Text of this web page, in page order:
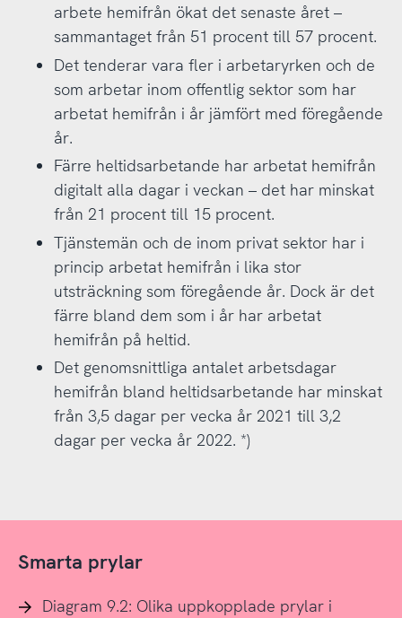
arbete hemifrån ökat det senaste året –
sammantaget från 51 procent till 57 procent.
Det tenderar vara fler i arbetaryrken och de
som arbetar inom offentlig sektor som har
arbetat hemifrån i år jämfört med föregående
år.
Färre heltidsarbetande har arbetat hemifrån
digitalt alla dagar i veckan – det har minskat
från 21 procent till 15 procent.
Tjänstemän och de inom privat sektor har i
princip arbetat hemifrån i lika stor
utsträckning som föregående år. Dock är det
färre bland dem som i år har arbetat
hemifrån på heltid.
Det genomsnittliga antalet arbetsdagar
hemifrån bland heltidsarbetande har minskat
från 3,5 dagar per vecka år 2021 till 3,2
dagar per vecka år 2022. *)
Smarta prylar
Diagram 9.2: Olika uppkopplade prylar i